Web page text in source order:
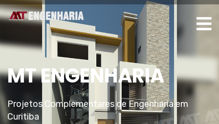
MT ENGENHARIA
Projetos Complementares de Engenharia em
Curitiba